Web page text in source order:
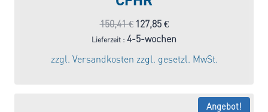
150,41€ Ursprünglicher
Preis
war:
150,41 €
127,85 €Aktueller
Preis
Lieferzeit : 4-5-wochen
zzgl. Versandkosten zzgl. gesetzl. MwSt.
Angebot!